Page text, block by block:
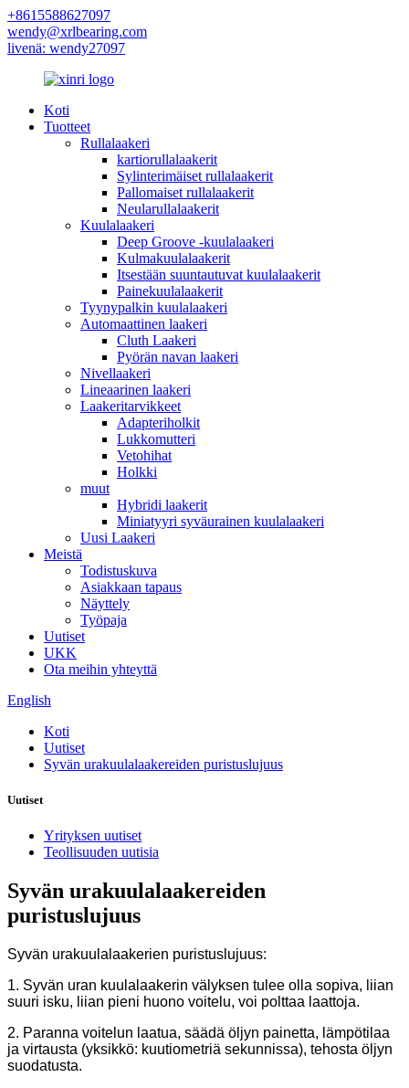
+8615588627097
wendy@xrlbearing.com
livenä: wendy27097
Koti
Tuotteet
Rullalaakeri
kartiorullalaakerit
Sylinterimäiset rullalaakerit
Pallomaiset rullalaakerit
Neularullalaakerit
Kuulalaakeri
Deep Groove -kuulalaakeri
Kulmakuulalaakerit
Itsestään suuntautuvat kuulalaakerit
Painekuulalaakerit
Tyynypalkin kuulalaakeri
Automaattinen laakeri
Cluth Laakeri
Pyörän navan laakeri
Nivellaakeri
Lineaarinen laakeri
Laakeritarvikkeet
Adapteriholkit
Lukkomutteri
Vetohihat
Holkki
muut
Hybridi laakerit
Miniatyyri syväurainen kuulalaakeri
Uusi Laakeri
Meistä
Todistuskuva
Asiakkaan tapaus
Näyttely
Työpaja
Uutiset
UKK
Ota meihin yhteyttä
English
Koti
Uutiset
Syvän urakuulalaakereiden puristuslujuus
Uutiset
Yrityksen uutiset
Teollisuuden uutisia
Syvän urakuulalaakereiden
puristuslujuus
Syvän urakuulalaakerien puristuslujuus:
1. Syvän uran kuulalaakerin välyksen tulee olla sopiva, liian
suuri isku, liian pieni huono voitelu, voi polttaa laattoja.
2. Paranna voitelun laatua, säädä öljyn painetta, lämpötilaa
ja virtausta (yksikkö: kuutiometriä sekunnissa), tehosta öljyn
suodatusta.